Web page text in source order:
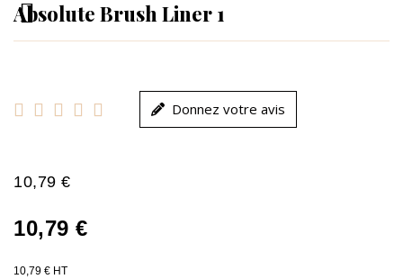
Absolute Brush Liner 1
     Donnez votre avis
10,79 €
10,79 €
10,79 € HT